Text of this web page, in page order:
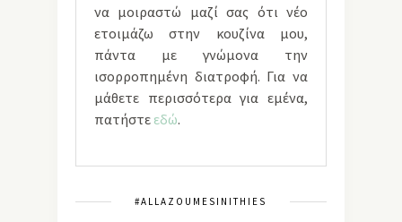
να μοιραστώ μαζί σας ότι νέο
ετοιμάζω στην κουζίνα μου,
πάντα με γνώμονα την
ισορροπημένη διατροφή. Για να
μάθετε περισσότερα για εμένα,
πατήστε εδώ.
#ALLAZOUMESINITHIES